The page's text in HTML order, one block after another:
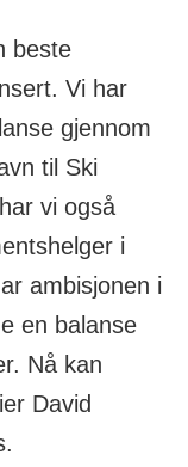
beste
Vi har
gjennom
til Ski
vi også
i
ambisjonen i
en balanse
Nå kan
David